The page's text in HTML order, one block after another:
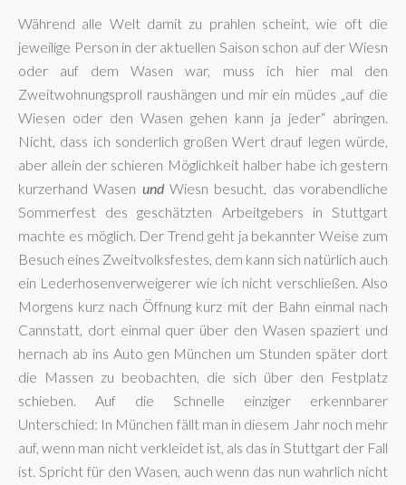
Während alle Welt damit zu prahlen scheint, wie oft die
jeweilige Person in der aktuellen Saison schon auf der Wiesn
oder auf dem Wasen war, muss ich hier mal den
Zweitwohnungsproll raushängen und mir ein müdes „auf die
Wiesen oder den Wasen gehen kann ja jeder“ abringen.
Nicht, dass ich sonderlich großen Wert drauf legen würde,
aber allein der schieren Möglichkeit halber habe ich gestern
kurzerhand Wasen undWiesn besucht, das vorabendliche
Sommerfest des geschätzten Arbeitgebers in Stuttgart
machte es möglich. Der Trend geht ja bekannter Weise zum
Besuch eines Zweitvolksfestes, dem kann sich natürlich auch
ein Lederhosenverweigerer wie ich nicht verschließen. Also
Morgens kurz nach Öffnung kurz mit der Bahn einmal nach
Cannstatt, dort einmal quer über den Wasen spaziert und
hernach ab ins Auto gen München um Stunden später dort
die Massen zu beobachten, die sich über den Festplatz
schieben. Auf die Schnelle einziger erkennbarer
Unterschied: In München fällt man in diesem Jahr noch mehr
auf, wenn man nicht verkleidet ist, als das in Stuttgart der Fall
ist. Spricht für den Wasen, auch wenn das nun wahrlich nicht